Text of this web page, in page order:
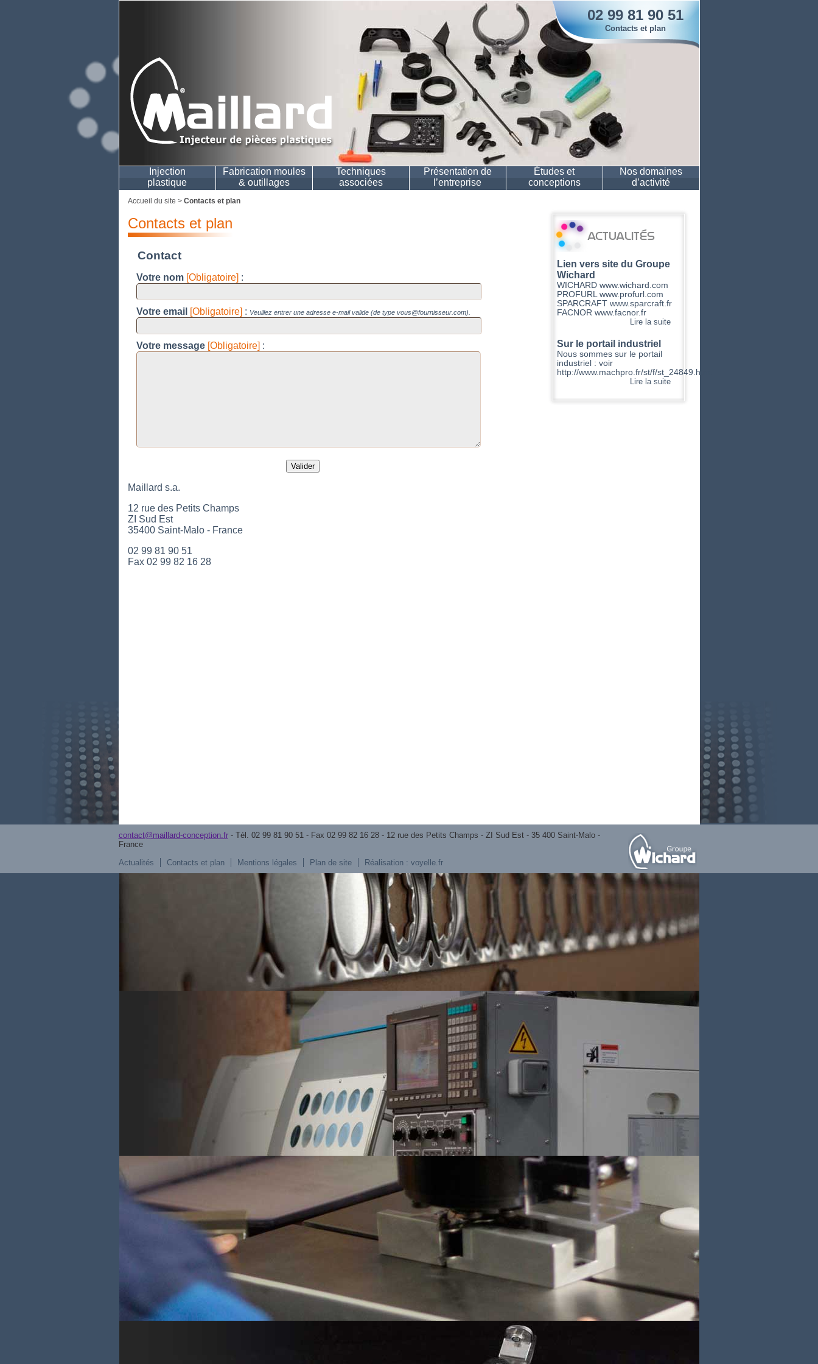
02 99 81 90 51
Contacts et plan
Injection
plastique
Fabrication moules
& outillages
Techniques
associées
Présentation de
l’entreprise
Études et
conceptions
Nos domaines
d’activité
Accueil du site > Contacts et plan
Contacts et plan
Contact
Votre nom [Obligatoire] :
Votre email [Obligatoire] : Veuillez entrer une adresse e-mail valide (de type vous@fournisseur.com).
Votre message [Obligatoire] :
Maillard s.a.
12 rue des Petits Champs
ZI Sud Est
35400 Saint-Malo - France
02 99 81 90 51
Fax 02 99 82 16 28
actualités
Lien vers site du Groupe
Wichard
WICHARD www.wichard.com
PROFURL www.profurl.com
SPARCRAFT www.sparcraft.fr
FACNOR www.facnor.fr
Lire la suite
Sur le portail industriel
Nous sommes sur le portail
industriel : voir
http://www.machpro.fr/st/f/st_24849.htm.
Lire la suite
contact@maillard-conception.fr- Tél. 02 99 81 90 51 - Fax 02 99 82 16 28 - 12 rue des Petits Champs - ZI Sud Est - 35 400 Saint-Malo -
France
Actualités
Contacts et plan Mentions légales Plan de site Réalisation : voyelle.fr